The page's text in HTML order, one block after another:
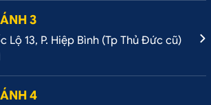
sơn nhúng carbon forged
3
Lộ 13, P. Hiệp Bình (Tp Thủ Đức cũ)
4